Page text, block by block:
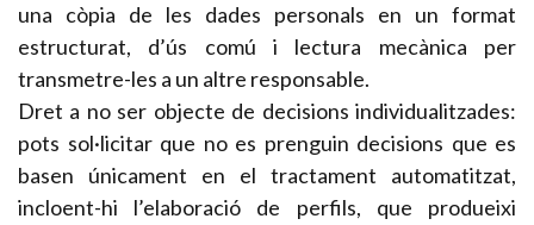
una còpia de les dades personals en un format
estructurat, d’ús comú i lectura mecànica per
transmetre-les a un altre responsable.
Dret a no ser objecte de decisions individualitzades:
pots sol·licitar que no es prenguin decisions que es
basen únicament en el tractament automatitzat,
incloent-hi l’elaboració de perfils, que produeixi